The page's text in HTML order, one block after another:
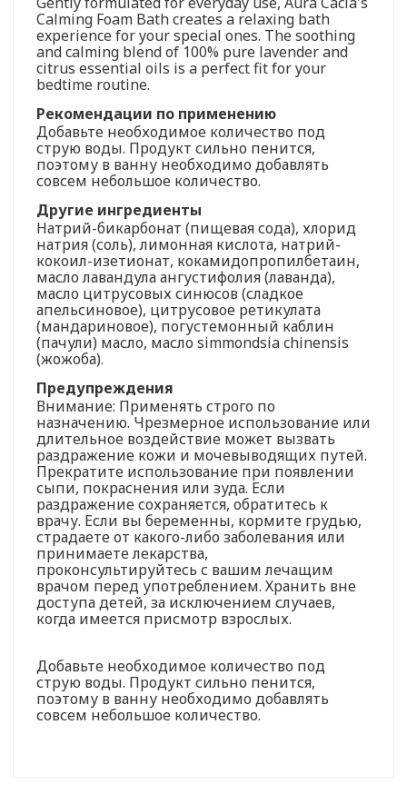
Calming Foam Bath creates a relaxing bath
experience for your special ones. The soothing
and calming blend of 100% pure lavender and
citrus essential oils is a perfect fit for your
bedtime routine.
Рекомендации по применению
Добавьте необходимое количество под
струю воды. Продукт сильно пенится,
поэтому в ванну необходимо добавлять
совсем небольшое количество.
Другие ингредиенты
Натрий-бикарбонат (пищевая сода), хлорид
натрия (соль), лимонная кислота, натрий-
кокоил-изетионат, кокамидопропилбетаин,
масло лавандула ангустифолия (лаванда),
масло цитрусовых синюсов (сладкое
апельсиновое), цитрусовое ретикулата
(мандариновое), погустемонный каблин
(пачули) масло, масло simmondsia chinensis
(жожоба).
Предупреждения
Внимание: Применять строго по
назначению. Чрезмерное использование или
длительное воздействие может вызвать
раздражение кожи и мочевыводящих путей.
Прекратите использование при появлении
сыпи, покраснения или зуда. Если
раздражение сохраняется, обратитесь к
врачу. Если вы беременны, кормите грудью,
страдаете от какого-либо заболевания или
принимаете лекарства,
проконсультируйтесь с вашим лечащим
врачом перед употреблением. Хранить вне
доступа детей, за исключением случаев,
когда имеется присмотр взрослых.
Добавьте необходимое количество под
струю воды. Продукт сильно пенится,
поэтому в ванну необходимо добавлять
совсем небольшое количество.